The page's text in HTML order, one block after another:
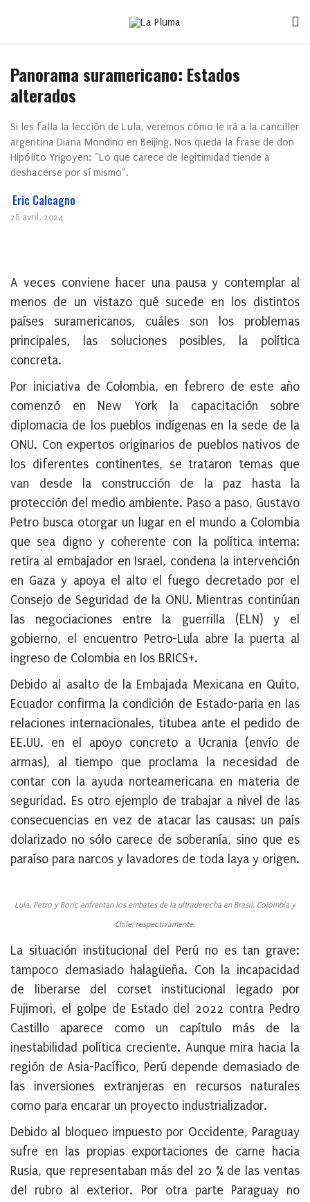
Panorama suramericano: Estados
alterados
Si les falla la lección de Lula, veremos cómo le irá a la canciller
argentina Diana Mondino en Beijing. Nos queda la frase de don
Hipólito Yrigoyen: “Lo que carece de legitimidad tiende a
deshacerse por sí mismo”.
Eric Calcagno
28 avril, 2024
A veces conviene hacer una pausa y contemplar al
menos de un vistazo qué sucede en los distintos
países suramericanos, cuáles son los problemas
principales, las soluciones posibles, la política
concreta.
Por iniciativa de Colombia, en febrero de este año
comenzó en New York la capacitación sobre
diplomacia de los pueblos indígenas en la sede de la
ONU. Con expertos originarios de pueblos nativos de
los diferentes continentes, se trataron temas que
van desde la construcción de la paz hasta la
protección del medio ambiente. Paso a paso, Gustavo
Petro busca otorgar un lugar en el mundo a Colombia
que sea digno y coherente con la política interna:
retira al embajador en Israel, condena la intervención
en Gaza y apoya el alto el fuego decretado por el
Consejo de Seguridad de la ONU. Mientras continúan
las negociaciones entre la guerrilla (ELN) y el
gobierno, el encuentro Petro-Lula abre la puerta al
ingreso de Colombia en los BRICS+.
Debido al asalto de la Embajada Mexicana en Quito,
Ecuador confirma la condición de Estado-paria en las
relaciones internacionales, titubea ante el pedido de
EE.UU. en el apoyo concreto a Ucrania (envío de
armas), al tiempo que proclama la necesidad de
contar con la ayuda norteamericana en materia de
seguridad. Es otro ejemplo de trabajar a nivel de las
consecuencias en vez de atacar las causas: un país
dolarizado no sólo carece de soberanía, sino que es
paraíso para narcos y lavadores de toda laya y origen.
Lula, Petro y Boric enfrentan los embates de la ultraderecha en Brasil, Colombia y
Chile, respectivamente.
La situación institucional del Perú no es tan grave:
tampoco demasiado halagüeña. Con la incapacidad
de liberarse del corset institucional legado por
Fujimori, el golpe de Estado del 2022 contra Pedro
Castillo aparece como un capítulo más de la
inestabilidad política creciente. Aunque mira hacia la
región de Asia-Pacífico, Perú depende demasiado de
las inversiones extranjeras en recursos naturales
como para encarar un proyecto industrializador.
Debido al bloqueo impuesto por Occidente, Paraguay
sufre en las propias exportaciones de carne hacia
Rusia, que representaban más del 20 % de las ventas
del rubro al exterior. Por otra parte Paraguay no